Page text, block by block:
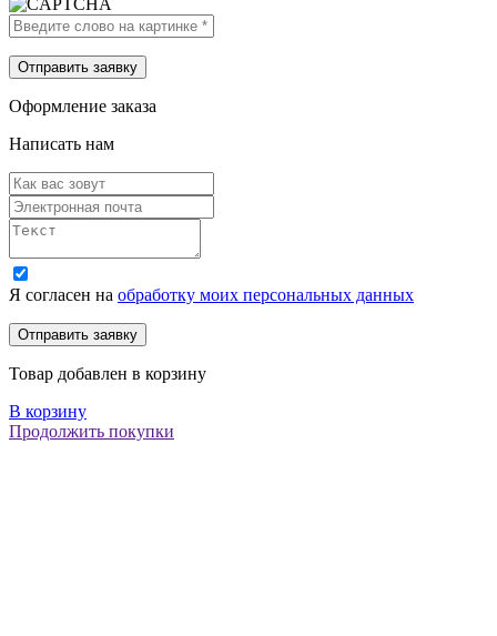
Оформление заказа
Написать нам
Я согласен на обработку моих персональных данных
Товар добавлен в корзину
В корзину
Продолжить покупки